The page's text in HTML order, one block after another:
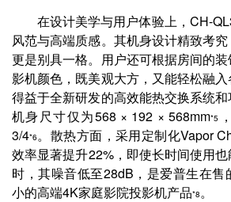
在设计美学与用户体验上，CH-
风范与高端质感。其机身设计精致考
更是别具一格。用户还可根据房间的
影机颜色，既美观大方，又能轻松融入
得益于全新研发的高效能热交换系统
机身尺寸仅为568 × 192 × 568mm*5
3/4*6 。散热方面，采用定制化Vapor
效率显著提升22%，即使长时间使用
时，其噪音低至28dB，是爱普生在
小的高端4K家庭影院投影机产品*8 。